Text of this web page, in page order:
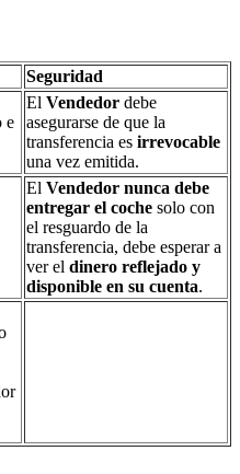
Seguridad
e
El Vendedor debe
asegurarse de que la
transferencia es irrevocable
una vez emitida.
El Vendedor nunca debe
entregar el coche solo con
el resguardo de la
transferencia, debe esperar a
ver el dinero reflejado y
disponible en su cuenta.